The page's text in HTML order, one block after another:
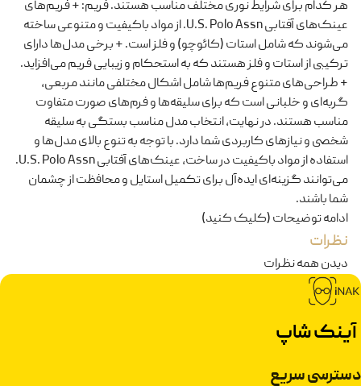
هر کدام برای شرایط نوری مختلف مناسب هستند. فریم: + فریم‌های
عینک‌های آفتابی U.S. Polo Assn. از مواد باکیفیت و متنوعی ساخته
می‌شوند که شامل استات (کائوچو) و فلز است. + برخی مدل‌ها دارای
ترکیبی از استات و فلز هستند که به استحکام و زیبایی فریم می‌افزاید.
+ طراحی‌های متنوع فریم‌ها شامل اشکال مختلفی مانند مربعی،
گربه‌ای و خلبانی است که برای سلیقه‌ها و فرم‌های صورت متفاوت
مناسب هستند. در نهایت، انتخاب مدل مناسب بستگی به سلیقه
شخصی و نیازهای کاربردی شما دارد. با توجه به تنوع بالای مدل‌ها و
استفاده از مواد باکیفیت در ساخت، عینک‌های آفتابی U.S. Polo Assn.
می‌توانند گزینه‌ای ایده‌آل برای تکمیل استایل و محافظت از چشمان
شما باشند.
ادامه توضیحات (کلیک کنید)
نظرات
دیدن همه نظرات
آینک شاپ
دسترسی سریع